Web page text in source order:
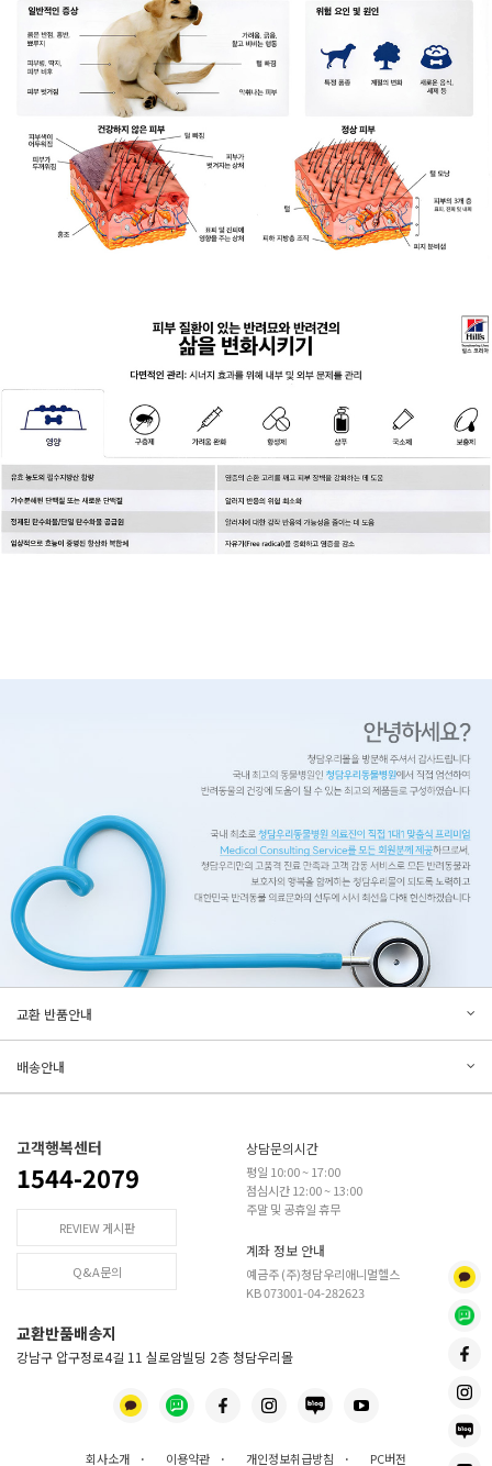
등록된 문의가 없습니다.
등록된 리뷰가 없습니다.
교환 반품안내
배송안내
고객행복센터
1544-2079
REVIEW 게시판
Q&A문의
상담문의시간
평일 10:00 ~ 17:00
점심시간 12:00 ~ 13:00
주말 및 공휴일 휴무
계좌 정보 안내
예금주 (주)청담우리애니멀헬스
KB 073001-04-282623
교환반품배송지
강남구 압구정로4길 11 실로암빌딩 2층 청담우리몰
회사소개 · 이용약관 · 개인정보취급방침 · PC버전